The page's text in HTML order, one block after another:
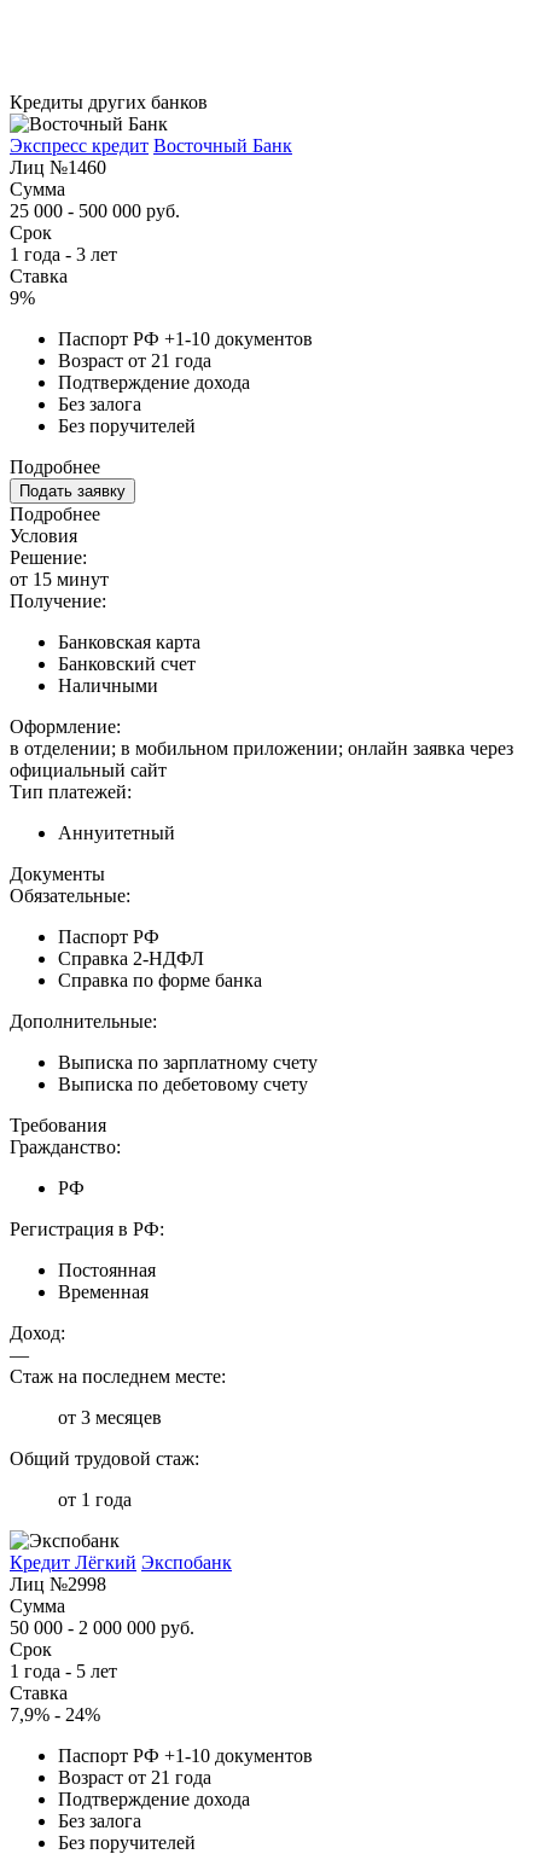
Кредиты других банков
Экспресс кредит Восточный Банк
Лиц №1460
Сумма
25 000 - 500 000 руб.
Срок
1 года - 3 лет
Ставка
9%
Паспорт РФ +1-10 документов
Возраст от 21 года
Подтверждение дохода
Без залога
Без поручителей
Подробнее
Подать заявку
Подробнее
Условия
Решение:
от 15 минут
Получение:
Банковская карта
Банковский счет
Наличными
Оформление:
в отделении; в мобильном приложении; онлайн заявка через
официальный сайт
Тип платежей:
Аннуитетный
Документы
Обязательные:
Паспорт РФ
Справка 2-НДФЛ
Справка по форме банка
Дополнительные:
Выписка по зарплатному счету
Выписка по дебетовому счету
Требования
Гражданство:
РФ
Регистрация в РФ:
Постоянная
Временная
Доход:
—
Стаж на последнем месте:
от 3 месяцев
Общий трудовой стаж:
от 1 года
Кредит Лёгкий Экспобанк
Лиц №2998
Сумма
50 000 - 2 000 000 руб.
Срок
1 года - 5 лет
Ставка
7,9% - 24%
Паспорт РФ +1-10 документов
Возраст от 21 года
Подтверждение дохода
Без залога
Без поручителей